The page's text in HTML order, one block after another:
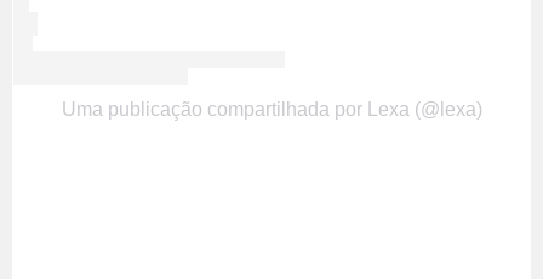
Uma publicação compartilhada por Lexa (@lexa)